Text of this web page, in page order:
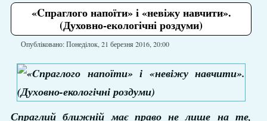
«Cпраглого напоїти» і «невіжу навчити».
(Духовно-екологічні роздуми)
Опубліковано: Понеділок, 21 березня 2016, 20:00
Спраглий ближній має право не лише на те,